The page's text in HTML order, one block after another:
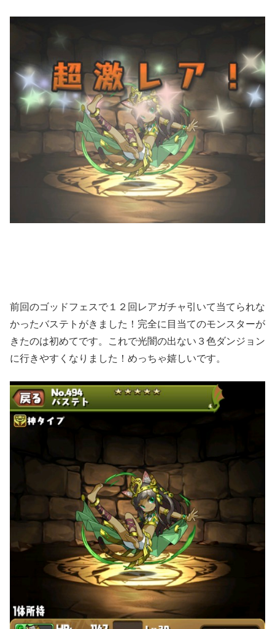
前回のゴッドフェスで１２回レアガチャ引いて当てられな
かったバステトがきました！完全に目当てのモンスターが
きたのは初めてです。これで光闇の出ない３色ダンジョン
に行きやすくなりました！めっちゃ嬉しいです。